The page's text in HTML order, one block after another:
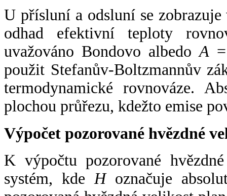
U přísluní a odsluní se
odhad efektivní teploty
uvažováno Bondovo albedoA
použit Stefanův-Boltzmannův
termodynamické rovnováze.
plochou průřezu, kdežto emise
Výpočet pozorované hvězdné
K výpočtu pozorované
systém, kde Hoznačuje